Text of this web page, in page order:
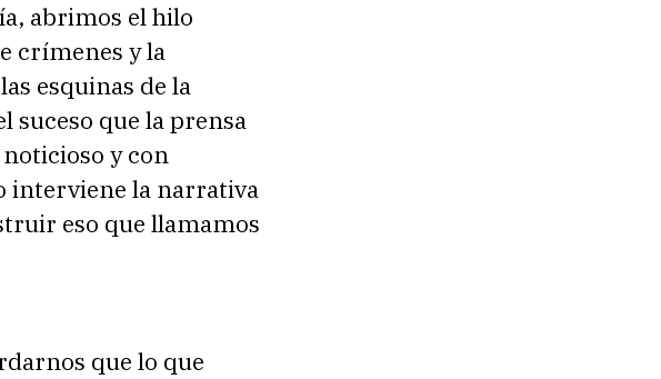
abrimos el hilo
crímenes y la
esquinas de la
suceso que la prensa
y con
interviene la narrativa
eso que llamamos
que lo que